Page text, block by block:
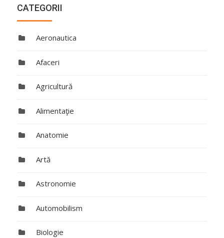
CATEGORII
Aeronautica
Afaceri
Agricultură
Alimentaţie
Anatomie
Artă
Astronomie
Automobilism
Biologie